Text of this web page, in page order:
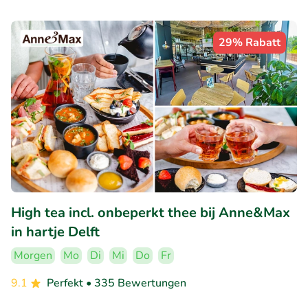
29% Rabatt
High tea incl. onbeperkt thee bij Anne&Max
in hartje Delft
Morgen Mo Di Mi Do
Fr
9.1
Perfekt • 335 Bewertungen